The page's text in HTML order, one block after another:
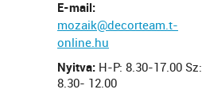
E-mail:
mozaik@decorteam.t-
online.hu
Nyitva: H-P: 8.30-17.00 Sz:
8.30- 12.00